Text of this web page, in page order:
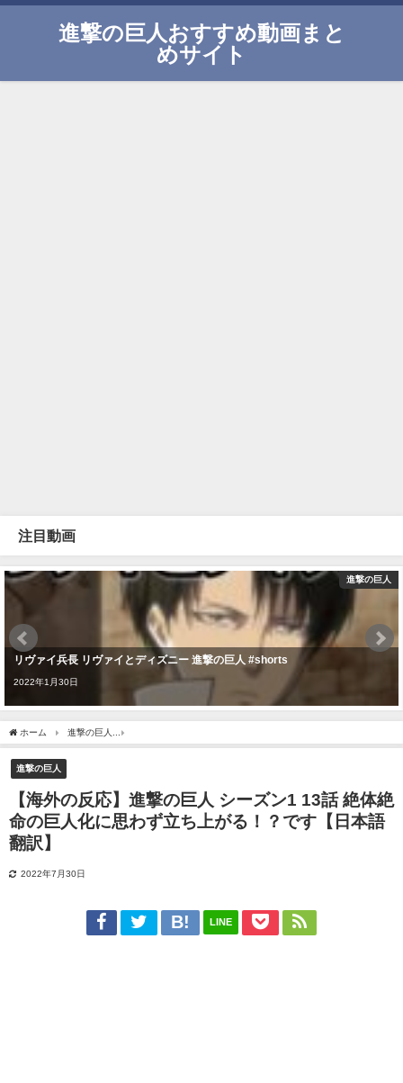
進撃の巨人おすすめ動画まと
めサイト
注目動画
進撃の巨人
リヴァイ兵長 リヴァイとディズニー 進撃の巨人 #shorts
2022年1月30日
ホーム 進撃の巨人
進撃の巨人
【海外の反応】進撃の巨人 シーズン1 13話 絶体絶
命の巨人化に思わず立ち上がる！？です【日本語
翻訳】
2022年7月30日
LINE